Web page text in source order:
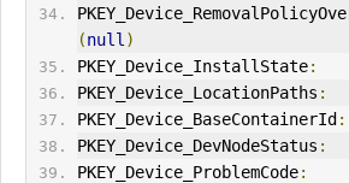
(null )
PKEY_Device_InstallState:
PKEY_Device_LocationPaths :
PKEY_Device_BaseContainerId :
PKEY_Device_DevNodeStatus :
PKEY_Device_ProblemCode: